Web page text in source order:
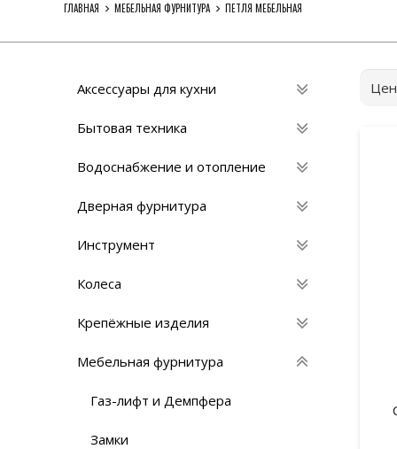
ГЛАВНАЯ МЕБЕЛЬНАЯ ФУРНИТУРА ПЕТЛЯ МЕБЕЛЬНАЯ
Аксессуары для кухни
Бытовая техника
Водоснабжение и отопление
Дверная фурнитура
Инструмент
Колеса
Крепёжные изделия
Мебельная фурнитура
Газ-лифт и Демпфера
Замки